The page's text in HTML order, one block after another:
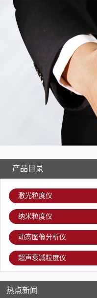
产品目录
激光粒度仪
纳米粒度仪
动态图像分析仪
超声衰减粒度仪
热点新闻